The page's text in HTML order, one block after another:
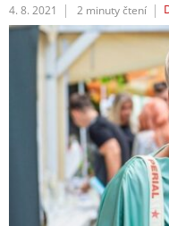
4. 8. 2021 2 minuty čtení